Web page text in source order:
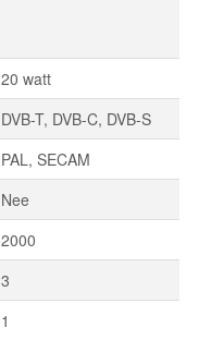
20 watt
DVB-T, DVB-C, DVB-S
PAL, SECAM
Nee
2000
3
1